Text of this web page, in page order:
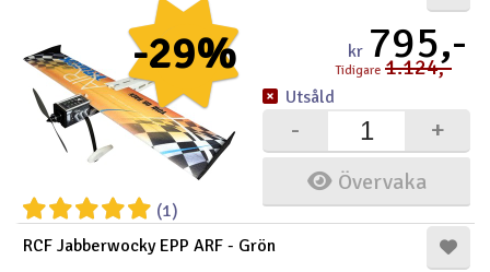
-29%
(1)
kr 795,-
Tidigare 1.124,-
Övervaka
+
-
Utsåld
RCF Jabberwocky EPP ARF - Grön